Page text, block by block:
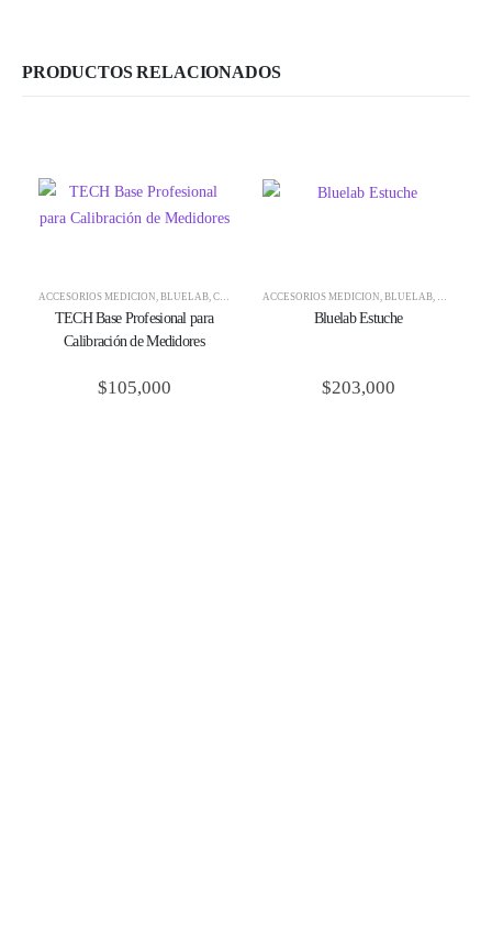
PRODUCTOS RELACIONADOS
ACCESORIOS MEDICIÓN, BLUELAB, CALIBRACIÓN + CUIDADO ,MEDICIÓN + CONTROL
TECH Base Profesional para
Calibración de Medidores
$105,000
ACCESORIOS MEDICIÓN, BLUELAB, MEDICIÓN
Bluelab Estuche
$203,000